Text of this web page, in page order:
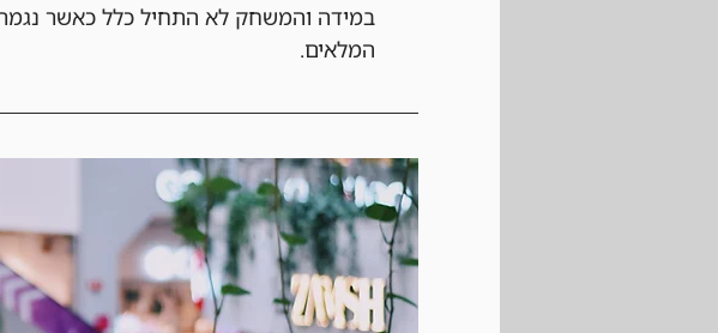
במידה והמשחק לא התחיל כלל כאשר נגמר
המלאים.